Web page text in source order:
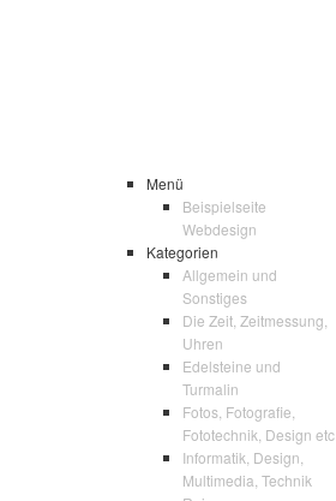
Menü
Beispielseite
Webdesign
Kategorien
Allgemein und
Sonstiges
Die Zeit, Zeitmessung,
Uhren
Edelsteine und
Turmalin
Fotos, Fotografie,
Fototechnik, Design etc
Informatik, Design,
Multimedia, Technik